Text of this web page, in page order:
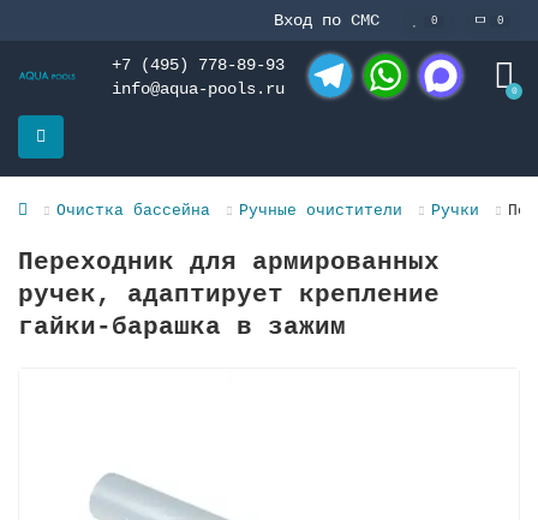
Вход по СМС 0 0
+7 (495) 778-89-93
info@aqua-pools.ru
0
Очистка бассейна Ручные очистители Ручки
Переходник для армированных
ручек, адаптирует крепление
гайки-барашка в зажим